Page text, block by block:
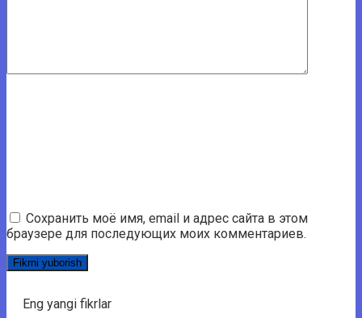
Сохранить моё имя, email и адрес сайта в этом
браузере для последующих моих комментариев.
Eng yangi fikrlar